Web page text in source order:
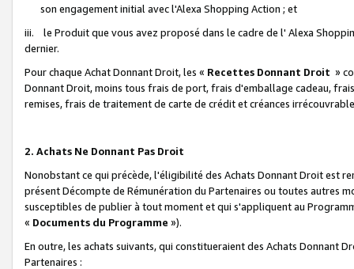
son engagement initial avec l'Alexa Shopping Action ; et
iii. le Produit que vous avez proposé dans le cadre de l' Alexa
dernier.
Pour chaque Achat Donnant Droit, les « Recettes Donnant Droit »
Donnant Droit, moins tous frais de port, frais d'emballage cadeau,
remises, frais de traitement de carte de crédit et créances
2. Achats Ne Donnant Pas Droit
Nonobstant ce qui précède, l'éligibilité des Achats Donnant Droit est
présent Décompte de Rémunération du Partenaires ou toutes autres
susceptibles de publier à tout moment et qui s'appliquent au
« Documents du Programme »).
En outre, les achats suivants, qui constitueraient des Achats Donnant
Partenaires :